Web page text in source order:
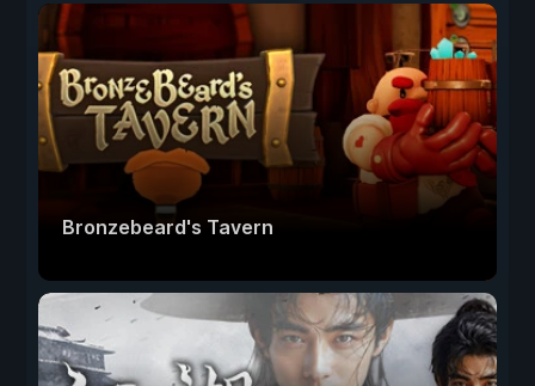
Bronzebeard's Tavern